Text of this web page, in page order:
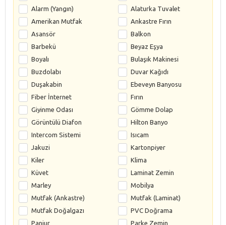
Alarm (Yangın)
Alaturka Tuvalet
Amerikan Mutfak
Ankastre Fırın
Asansör
Balkon
Barbekü
Beyaz Eşya
Boyalı
Bulaşık Makinesi
Buzdolabı
Duvar Kağıdı
Duşakabin
Ebeveyn Banyosu
Fiber İnternet
Fırın
Giyinme Odası
Gömme Dolap
Görüntülü Diafon
Hilton Banyo
Intercom Sistemi
Isıcam
Jakuzi
Kartonpiyer
Kiler
Klima
Küvet
Laminat Zemin
Marley
Mobilya
Mutfak (Ankastre)
Mutfak (Laminat)
Mutfak Doğalgazı
PVC Doğrama
Panjur
Parke Zemin